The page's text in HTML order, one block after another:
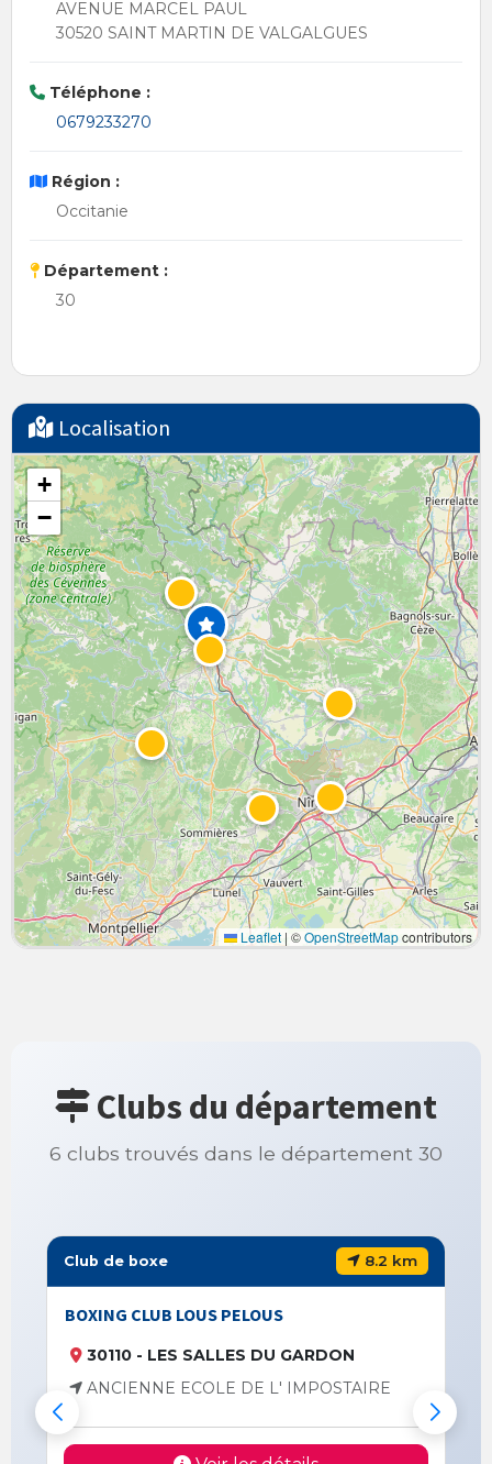
AVENUE MARCEL PAUL
30520 SAINT MARTIN DE VALGALGUES
Téléphone :
0679233270
Région :
Occitanie
Département :
30
Localisation
+
−
Leaflet | ©OpenStreetMapcontributors
Clubs du département
6 clubs trouvés dans le département 30
Club de boxe 8.2 km
BOXING CLUB LOUS PELOUS
30110 - LES SALLES DU GARDON
ANCIENNE ECOLE DE L' IMPOSTAIRE